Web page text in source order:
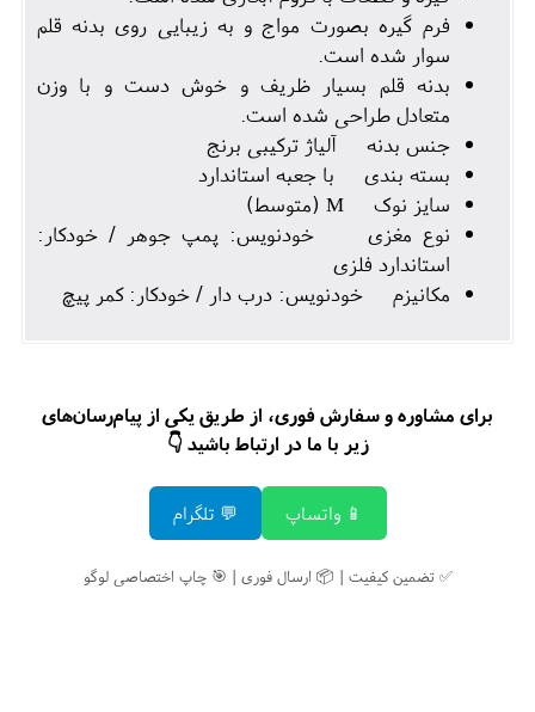
فرم گیره بصورت مواج و به زیبایی روی بدنه قلم
سوار شده است.
بدنه قلم بسیار ظریف و خوش دست و با وزن
متعادل طراحی شده است.
جنس بدنه آلیاژ ترکیبی برنج
بسته بندی با جعبه استاندارد
سایز نوک M (متوسط)
نوع مغزی خودنویس: پمپ جوهر / خودکار:
استاندارد فلزی
مکانیزم خودنویس: درب دار / خودکار: کمر پیچ
برای مشاوره و سفارش فوری، از طریق یکی از پیام‌رسان‌های
زیر با ما در ارتباط باشید 👇
📱 واتساپ 💬 تلگرام
✅ تضمین کیفیت | 📦 ارسال فوری | 🎯 چاپ اختصاصی لوگو